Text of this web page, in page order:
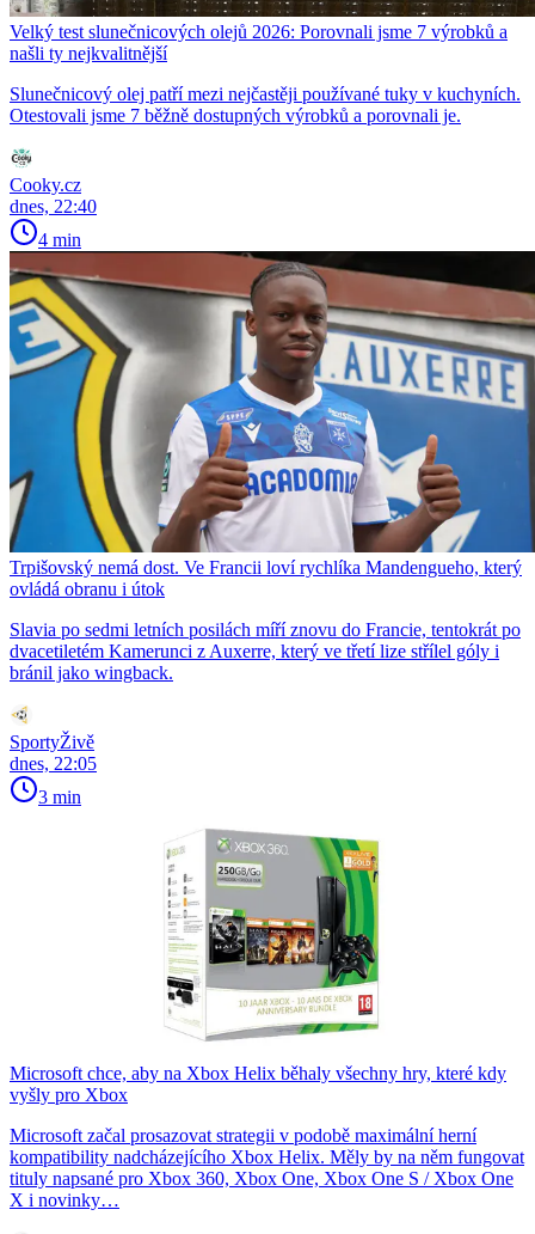
Velký test slunečnicových olejů 2026: Porovnali jsme 7 výrobků a
našli ty nejkvalitnější
Slunečnicový olej patří mezi nejčastěji používané tuky v kuchyních.
Otestovali jsme 7 běžně dostupných výrobků a porovnali je.
Cooky.cz
dnes, 22:40
4 min
Trpišovský nemá dost. Ve Francii loví rychlíka Mandengueho, který
ovládá obranu i útok
Slavia po sedmi letních posilách míří znovu do Francie, tentokrát po
dvacetiletém Kamerunci z Auxerre, který ve třetí lize střílel góly i
bránil jako wingback.
SportyŽivě
dnes, 22:05
3 min
Microsoft chce, aby na Xbox Helix běhaly všechny hry, které kdy
vyšly pro Xbox
Microsoft začal prosazovat strategii v podobě maximální herní
kompatibility nadcházejícího Xbox Helix. Měly by na něm fungovat
tituly napsané pro Xbox 360, Xbox One, Xbox One S / Xbox One
X i novinky…